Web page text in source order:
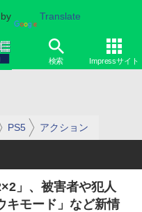
Translate
検索 Impressサイト
PS5 アクション
」、被害者や犯人
キモード」など新情